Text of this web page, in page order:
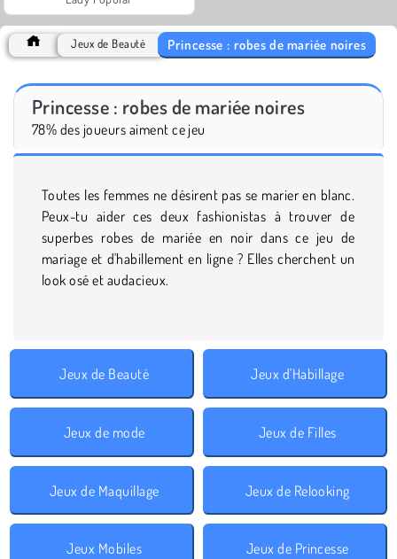
Jeux de Beauté Princesse : robes de mariée noires
Princesse : robes de mariée noires
78% des joueurs aiment ce jeu
Toutes les femmes ne désirent pas se marier en blanc.
Peux-tu aider ces deux fashionistas à trouver de
superbes robes de mariée en noir dans ce jeu de
mariage et d'habillement en ligne ? Elles cherchent un
look osé et audacieux.
Jeux de Beauté Jeux d'Habillage
Jeux de mode Jeux de Filles
Jeux de Maquillage Jeux de Relooking
Jeux Mobiles Jeux de Princesse